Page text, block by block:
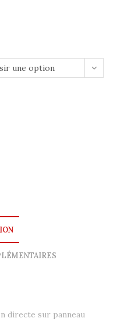
une option
directe sur panneau